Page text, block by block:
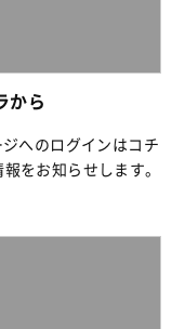
から
へのログインはコチ
をお知らせします。